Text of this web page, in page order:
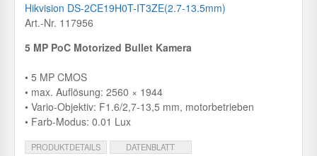
Hikvision DS-2CE19H0T-IT3ZE(2.7-13.5mm)
Art.-Nr. 117956
5 MP PoC Motorized Bullet Kamera
• 5 MP CMOS
• max. Auflösung: 2560 × 1944
• Vario-Objektiv: F1.6/2,7-13,5 mm, motorbetrieben
• Farb-Modus: 0.01 Lux
PRODUKTDETAILS
DATENBLATT